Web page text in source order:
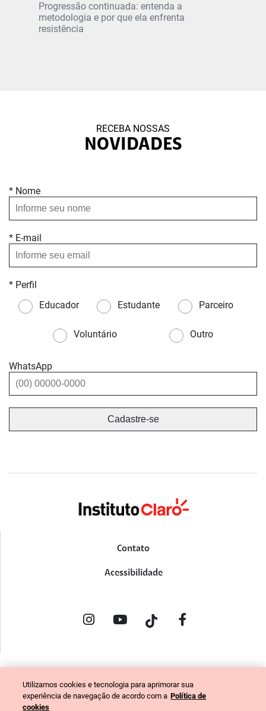
Progressão continuada: entenda a
metodologia e por que ela enfrenta
resistência
RECEBA NOSSAS
NOVIDADES
* Nome
* E-mail
* Perfil
Educador
Estudante Parceiro
Voluntário Outro
WhatsApp
Contato
Acessibilidade
PORTAL DE DENÚNCIAS
CÓDIGO DE ÉTICA (COLABORADORES)
Utilizamos cookies e tecnologia para aprimorar sua
experiência de navegação de acordo com a Política de
cookies